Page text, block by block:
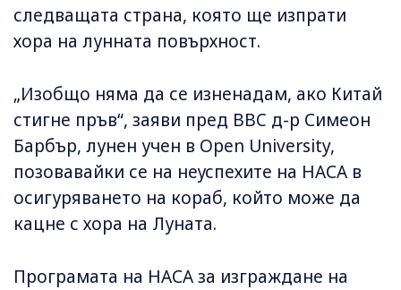
следващата страна, която ще изпрати
хора на лунната повърхност.
„Изобщо няма да се изненадам, ако Китай
стигне пръв“, заяви пред BBC д-р Симеон
Барбър, лунен учен в Open University,
позовавайки се на неуспехите на НАСА в
осигуряването на кораб, който може да
кацне с хора на Луната.
Програмата на НАСА за изграждане на